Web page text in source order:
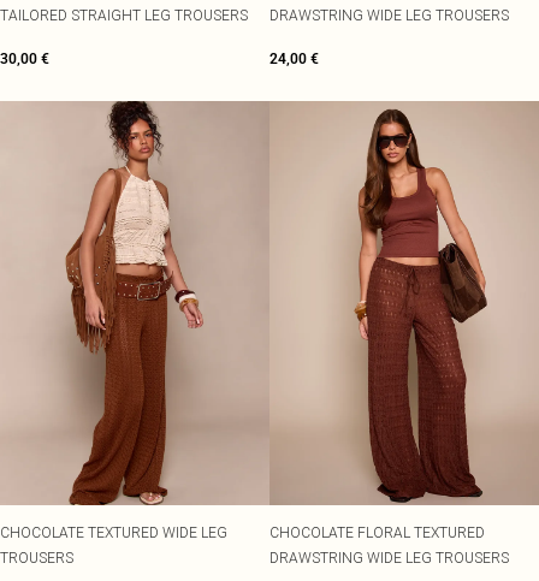
TAILORED STRAIGHT LEG TROUSERS
30,00 €
DRAWSTRING WIDE LEG TROUSERS
24,00 €
CHOCOLATE TEXTURED WIDE LEG
TROUSERS
CHOCOLATE FLORAL TEXTURED
DRAWSTRING WIDE LEG TROUSERS